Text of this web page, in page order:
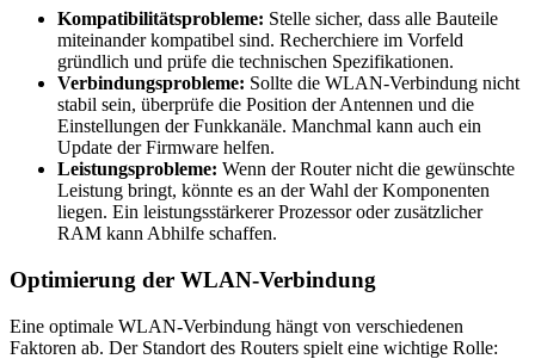
Kompatibilitätsprobleme: Stelle sicher, dass alle Bauteile
miteinander kompatibel sind. Recherchiere im Vorfeld
gründlich und prüfe die technischen Spezifikationen.
Verbindungsprobleme: Sollte die WLAN-Verbindung nicht
stabil sein, überprüfe die Position der Antennen und die
Einstellungen der Funkkanäle. Manchmal kann auch ein
Update der Firmware helfen.
Leistungsprobleme: Wenn der Router nicht die gewünschte
Leistung bringt, könnte es an der Wahl der Komponenten
liegen. Ein leistungsstärkerer Prozessor oder zusätzlicher
RAM kann Abhilfe schaffen.
Optimierung der WLAN-Verbindung
Eine optimale WLAN-Verbindung hängt von verschiedenen
Faktoren ab. Der Standort des Routers spielt eine wichtige Rolle: